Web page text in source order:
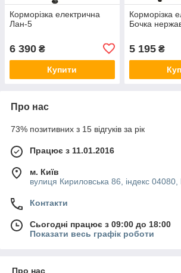
Корморізка електрична
Лан-5
6 390 ₴
Купити
Корморізка
Бочка
5 195₴
Про нас
73% позитивних з 15 відгуків за рік
Працює з 11.01.2016
м. Київ
вулиця Кириловська 86, індекс 04080,
Контакти
Сьогодні працює з 09:00 до 18:00
Показати весь графік роботи
Про нас